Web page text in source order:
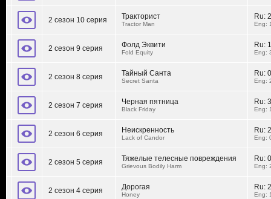
2 сезон 10 серия Тракторист
Tractor Man
Ru:
Eng:
2 сезон 9 серия Фолд Эквити
Fold Equity
Ru:
Eng:
2 сезон 8 серия Тайный Санта
Secret Santa
Ru:
Eng:
2 сезон 7 серия Черная пятница
Black Friday
Ru:
Eng:
2 сезон 6 серия Неискренность
Lack of Candor
Ru:
Eng:
2 сезон 5 серия Тяжелые телесные повреждения
Grievous Bodily Harm
Ru:
Eng:
2 сезон 4 серия Дорогая
Honey
Ru:
Eng: